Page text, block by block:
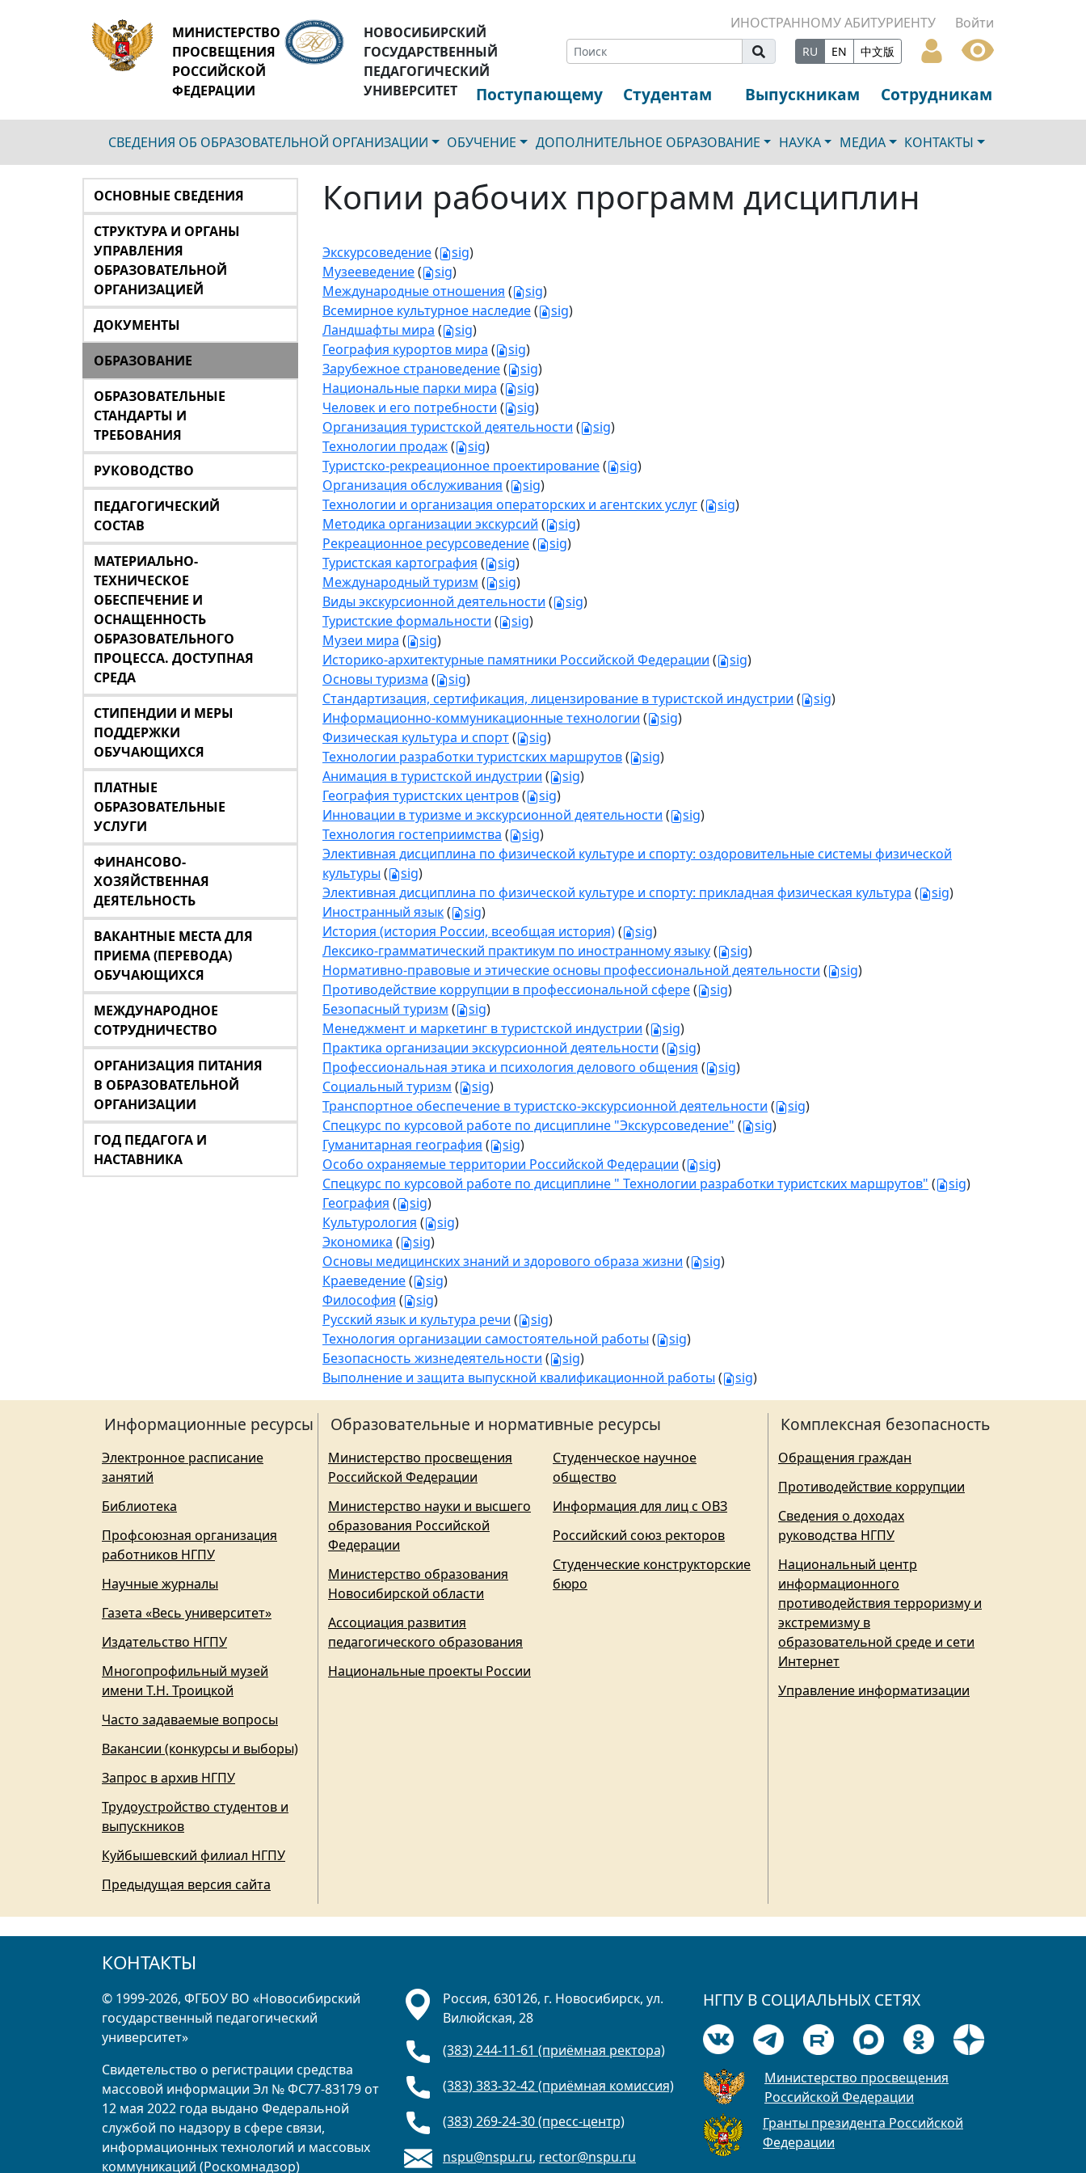
МИНИСТЕРСТВО
ПРОСВЕЩЕНИЯ
РОССИЙСКОЙ
ФЕДЕРАЦИИ
НОВОСИБИРСКИЙ
ГОСУДАРСТВЕННЫЙ
ПЕДАГОГИЧЕСКИЙ
УНИВЕРСИТЕТ
ИНОСТРАННОМУ АБИТУРИЕНТУ Войти
RU EN 中文版
Поступающему Студентам Выпускникам Сотрудникам
СВЕДЕНИЯ ОБ ОБРАЗОВАТЕЛЬНОЙ ОРГАНИЗАЦИИ ОБУЧЕНИЕ ДОПОЛНИТЕЛЬНОЕ ОБРАЗОВАНИЕ НАУКА МЕДИА КОНТАКТЫ
ОСНОВНЫЕ СВЕДЕНИЯ
СТРУКТУРА И ОРГАНЫ
УПРАВЛЕНИЯ
ОБРАЗОВАТЕЛЬНОЙ
ОРГАНИЗАЦИЕЙ
ДОКУМЕНТЫ
ОБРАЗОВАНИЕ
ОБРАЗОВАТЕЛЬНЫЕ
СТАНДАРТЫ И
ТРЕБОВАНИЯ
РУКОВОДСТВО
ПЕДАГОГИЧЕСКИЙ
СОСТАВ
МАТЕРИАЛЬНО-
ТЕХНИЧЕСКОЕ
ОБЕСПЕЧЕНИЕ И
ОСНАЩЕННОСТЬ
ОБРАЗОВАТЕЛЬНОГО
ПРОЦЕССА. ДОСТУПНАЯ
СРЕДА
СТИПЕНДИИ И МЕРЫ
ПОДДЕРЖКИ
ОБУЧАЮЩИХСЯ
ПЛАТНЫЕ
ОБРАЗОВАТЕЛЬНЫЕ
УСЛУГИ
ФИНАНСОВО-
ХОЗЯЙСТВЕННАЯ
ДЕЯТЕЛЬНОСТЬ
ВАКАНТНЫЕ МЕСТА ДЛЯ
ПРИЕМА (ПЕРЕВОДА)
ОБУЧАЮЩИХСЯ
МЕЖДУНАРОДНОЕ
СОТРУДНИЧЕСТВО
ОРГАНИЗАЦИЯ ПИТАНИЯ
В ОБРАЗОВАТЕЛЬНОЙ
ОРГАНИЗАЦИИ
ГОД ПЕДАГОГА И
НАСТАВНИКА
Копии рабочих программ дисциплин
Экскурсоведение( sig)
Музееведение( sig)
Международные отношения ( sig)
Всемирное культурное наследие( sig)
Ландшафты мира ( sig)
География курортов мира ( sig)
Зарубежное страноведение( sig)
Национальные парки мира ( sig)
Человек и его потребности ( sig)
Организация туристской деятельности ( sig)
Технологии продаж( sig)
Туристско-рекреационное проектирование( sig)
Организация обслуживания ( sig)
Технологии и организация операторских и агентских услуг( sig)
Методика организации экскурсий ( sig)
Рекреационное ресурсоведение( sig)
Туристская картография ( sig)
Международный туризм ( sig)
Виды экскурсионной деятельности ( sig)
Туристские формальности ( sig)
Музеи мира ( sig)
Историко-архитектурные памятники Российской Федерации ( sig)
Основы туризма ( sig)
Стандартизация, сертификация, лицензирование в туристской индустрии ( sig)
Информационно-коммуникационные технологии ( sig)
Физическая культура и спорт( sig)
Технологии разработки туристских маршрутов( sig)
Анимация в туристской индустрии ( sig)
География туристских центров( sig)
Инновации в туризме и экскурсионной деятельности ( sig)
Технология гостеприимства ( sig)
Элективная дисциплина по физической культуре и спорту: оздоровительные системы физической
культуры ( sig)
Элективная дисциплина по физической культуре и спорту: прикладная физическая культура ( sig)
Иностранный язык( sig)
История (история России, всеобщая история)( sig)
Лексико-грамматический практикум по иностранному языку( sig)
Нормативно-правовые и этические основы профессиональной деятельности ( sig)
Противодействие коррупции в профессиональной сфере( sig)
Безопасный туризм ( sig)
Менеджмент и маркетинг в туристской индустрии ( sig)
Практика организации экскурсионной деятельности ( sig)
Профессиональная этика и психология делового общения ( sig)
Социальный туризм ( sig)
Транспортное обеспечение в туристско-экскурсионной деятельности ( sig)
Спецкурс по курсовой работе по дисциплине "Экскурсоведение" ( sig)
Гуманитарная география ( sig)
Особо охраняемые территории Российской Федерации ( sig)
Спецкурс по курсовой работе по дисциплине " Технологии разработки туристских маршрутов" ( sig)
География ( sig)
Культурология ( sig)
Экономика ( sig)
Основы медицинских знаний и здорового образа жизни ( sig)
Краеведение( sig)
Философия ( sig)
Русский язык и культура речи ( sig)
Технология организации самостоятельной работы ( sig)
Безопасность жизнедеятельности ( sig)
Выполнение и защита выпускной квалификационной работы ( sig)
Информационные ресурсы
Электронное расписание
занятий
Библиотека
Профсоюзная организация
работников НГПУ
Научные журналы
Газета «Весь университет»
Издательство НГПУ
Многопрофильный музей
имени Т.Н. Троицкой
Часто задаваемые вопросы
Вакансии (конкурсы и выборы)
Запрос в архив НГПУ
Трудоустройство студентов и
выпускников
Куйбышевский филиал НГПУ
Предыдущая версия сайта
Образовательные и нормативные ресурсы
Министерство просвещения
Российской Федерации
Министерство науки и высшего
образования Российской
Федерации
Министерство образования
Новосибирской области
Ассоциация развития
педагогического образования
Национальные проекты России
Студенческое научное
общество
Информация для лиц с ОВЗ
Российский союз ректоров
Студенческие конструкторские
бюро
Комплексная безопасность
Обращения граждан
Противодействие коррупции
Сведения о доходах
руководства НГПУ
Национальный центр
информационного
противодействия терроризму и
экстремизму в
образовательной среде и сети
Интернет
Управление информатизации
КОНТАКТЫ
© 1999-2026, ФГБОУ ВО «Новосибирский
государственный педагогический
университет»
Свидетельство о регистрации средства
массовой информации Эл № ФС77-83179 от
12 мая 2022 года выдано Федеральной
службой по надзору в сфере связи,
информационных технологий и массовых
коммуникаций (Роскомнадзор)
Россия, 630126, г. Новосибирск, ул.
Вилюйская, 28
(383) 244-11-61 (приёмная ректора)
(383) 383-32-42 (приёмная комиссия)
(383) 269-24-30 (пресс-центр)
nspu@nspu.ru, rector@nspu.ru
НГПУ В СОЦИАЛЬНЫХ СЕТЯХ
Министерство просвещения
Российской Федерации
Гранты президента Российской
Федерации